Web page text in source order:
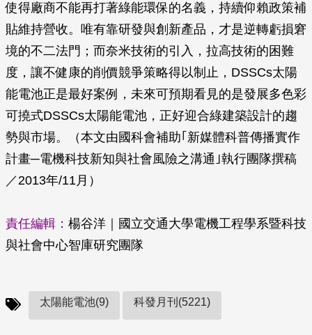
使得廠商不能再打著綠能環保的名義，持續仰賴政策補
貼維持營收。唯有靠研發與創新產品，才是逆轉虧損窘
境的不二法門；而奈米技術的引入，拉高技術的困難
度，讓不健康的削價競爭策略得以制止，DSSCs太陽
能電池正是最好案例，未來可預期看見的是發展多色彩
可撓式DSSCs太陽能電池，正好迎合綠建築設計的趨
勢與市場。（本文由國科會補助｢新媒體科普傳播實作
計畫─電機科技新知與社會風險之溝通｣執行團隊撰稿
／2013年/11月）
責任編輯： 楊谷洋｜國立交通大學電機工程學系暨科技
與社會中心智庫研究團隊
太陽能電池(9) 科發月刊(5221)